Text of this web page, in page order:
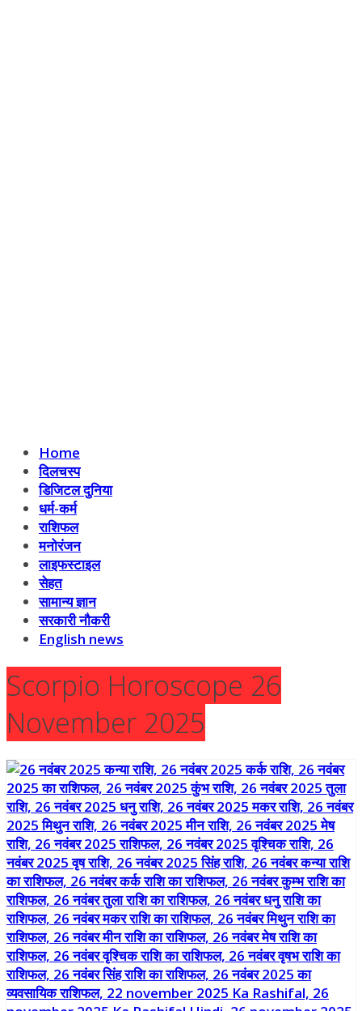
Home
दिलचस्प
डिजिटल दुनिया
धर्म-कर्म
राशिफल
मनोरंजन
लाइफस्टाइल
सेहत
सामान्य ज्ञान
सरकारी नौकरी
English news
Scorpio Horoscope 26
November 2025